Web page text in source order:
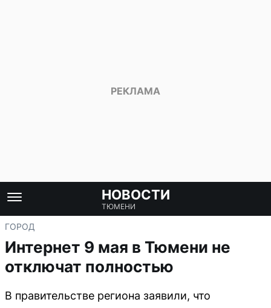
НОВОСТИ
ТЮМЕНИ
ГОРОД
Интернет 9 мая в Тюмени не
отключат полностью
В правительстве региона заявили, что